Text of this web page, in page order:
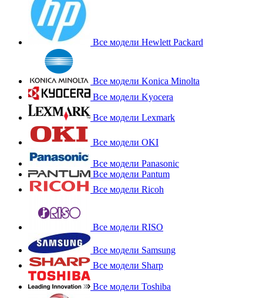
Все модели Hewlett Packard
Все модели Konica Minolta
Все модели Kyocera
Все модели Lexmark
Все модели OKI
Все модели Panasonic
Все модели Pantum
Все модели Ricoh
Все модели RISO
Все модели Samsung
Все модели Sharp
Все модели Toshiba